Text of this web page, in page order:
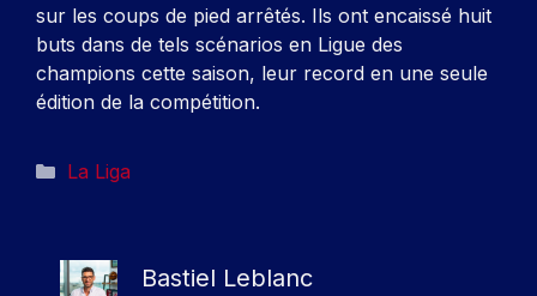
sur les coups de pied arrêtés. Ils ont encaissé huit
buts dans de tels scénarios en Ligue des
champions cette saison, leur record en une seule
édition de la compétition.
Catégories
La Liga
Bastiel Leblanc